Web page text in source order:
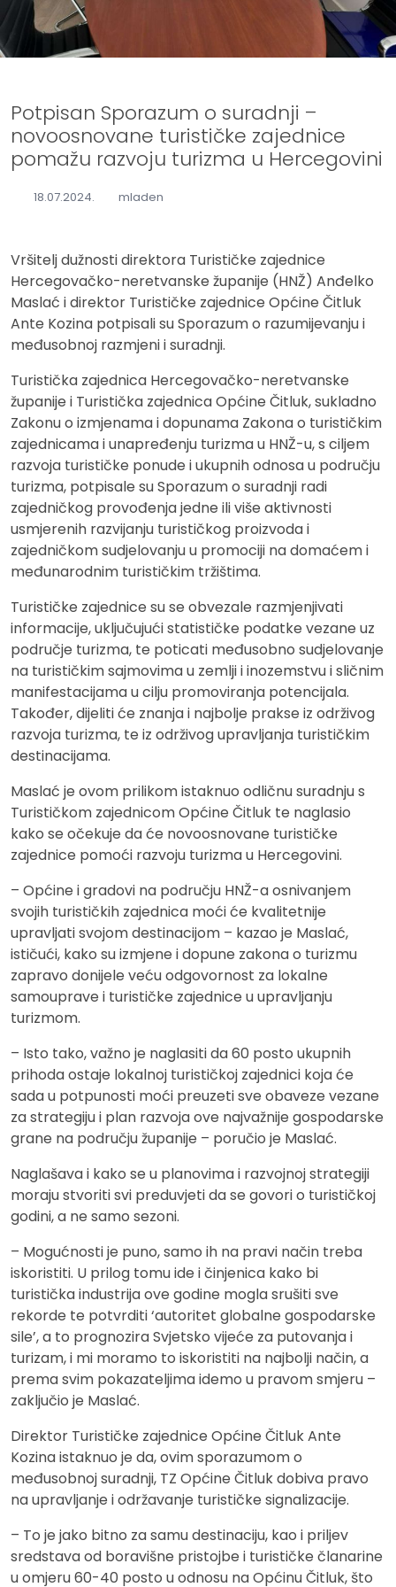
Potpisan Sporazum o suradnji –
novoosnovane turističke zajednice
pomažu razvoju turizma u Hercegovini
18.07.2024. mladen
Vršitelj dužnosti direktora Turističke zajednice
Hercegovačko-neretvanske županije (HNŽ) Anđelko
Maslać i direktor Turističke zajednice Općine Čitluk
Ante Kozina potpisali su Sporazum o razumijevanju i
međusobnoj razmjeni i suradnji.
Turistička zajednica Hercegovačko-neretvanske
županije i Turistička zajednica Općine Čitluk, sukladno
Zakonu o izmjenama i dopunama Zakona o turističkim
zajednicama i unapređenju turizma u HNŽ-u, s ciljem
razvoja turističke ponude i ukupnih odnosa u području
turizma, potpisale su Sporazum o suradnji radi
zajedničkog provođenja jedne ili više aktivnosti
usmjerenih razvijanju turističkog proizvoda i
zajedničkom sudjelovanju u promociji na domaćem i
međunarodnim turističkim tržištima.
Turističke zajednice su se obvezale razmjenjivati
informacije, uključujući statističke podatke vezane uz
područje turizma, te poticati međusobno sudjelovanje
na turističkim sajmovima u zemlji i inozemstvu i sličnim
manifestacijama u cilju promoviranja potencijala.
Također, dijeliti će znanja i najbolje prakse iz održivog
razvoja turizma, te iz održivog upravljanja turističkim
destinacijama.
Maslać je ovom prilikom istaknuo odličnu suradnju s
Turističkom zajednicom Općine Čitluk te naglasio
kako se očekuje da će novoosnovane turističke
zajednice pomoći razvoju turizma u Hercegovini.
– Općine i gradovi na području HNŽ-a osnivanjem
svojih turističkih zajednica moći će kvalitetnije
upravljati svojom destinacijom – kazao je Maslać,
ističući, kako su izmjene i dopune zakona o turizmu
zapravo donijele veću odgovornost za lokalne
samouprave i turističke zajednice u upravljanju
turizmom.
– Isto tako, važno je naglasiti da 60 posto ukupnih
prihoda ostaje lokalnoj turističkoj zajednici koja će
sada u potpunosti moći preuzeti sve obaveze vezane
za strategiju i plan razvoja ove najvažnije gospodarske
grane na području županije – poručio je Maslać.
Naglašava i kako se u planovima i razvojnoj strategiji
moraju stvoriti svi preduvjeti da se govori o turističkoj
godini, a ne samo sezoni.
– Mogućnosti je puno, samo ih na pravi način treba
iskoristiti. U prilog tomu ide i činjenica kako bi
turistička industrija ove godine mogla srušiti sve
rekorde te potvrditi ‘autoritet globalne gospodarske
sile’, a to prognozira Svjetsko vijeće za putovanja i
turizam, i mi moramo to iskoristiti na najbolji način, a
prema svim pokazateljima idemo u pravom smjeru –
zaključio je Maslać.
Direktor Turističke zajednice Općine Čitluk Ante
Kozina istaknuo je da, ovim sporazumom o
međusobnoj suradnji, TZ Općine Čitluk dobiva pravo
na upravljanje i održavanje turističke signalizacije.
– To je jako bitno za samu destinaciju, kao i priljev
sredstava od boravišne pristojbe i turističke članarine
u omjeru 60-40 posto u odnosu na Općinu Čitluk, što